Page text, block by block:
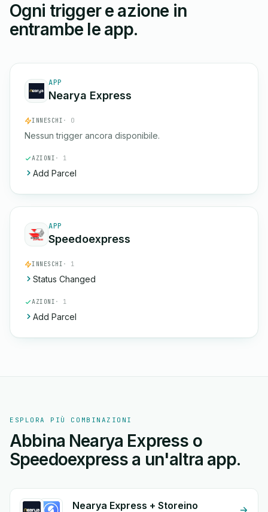
Ogni trigger e azione in
entrambe le app.
APP
Nearya Express
INNESCHI · 0
Nessun trigger ancora disponibile.
AZIONI · 1
Add Parcel
APP
Speedoexpress
INNESCHI · 1
Status Changed
AZIONI · 1
Add Parcel
ESPLORA PIÙ COMBINAZIONI
Abbina Nearya Express o
Speedoexpress a un'altra app.
Nearya Express + Storeino